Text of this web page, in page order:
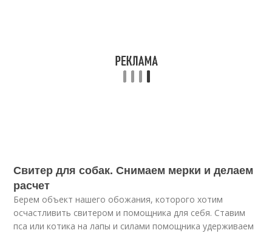
Свитер для собак. Снимаем мерки и делаем
расчет
Берем объект нашего обожания, которого хотим
осчастливить свитером и помощника для себя. Ставим
пса или котика на лапы и силами помощника удерживаем